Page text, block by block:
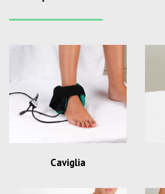
Caviglia